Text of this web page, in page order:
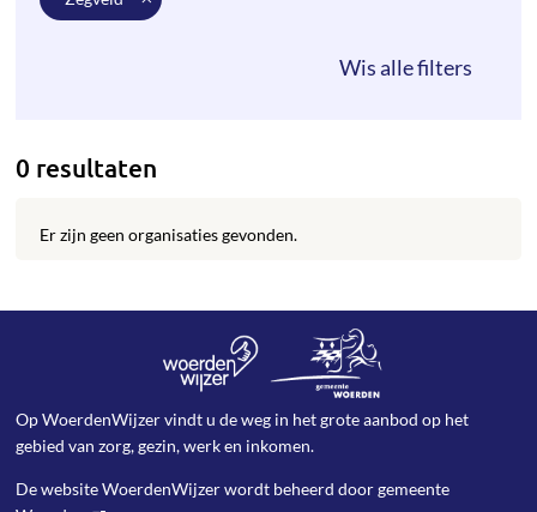
0 resultaten
Er zijn geen organisaties gevonden.
Op WoerdenWijzer vindt u de weg in het grote aanbod op het
gebied van zorg, gezin, werk en inkomen.
De website WoerdenWijzer wordt beheerd doorgemeente